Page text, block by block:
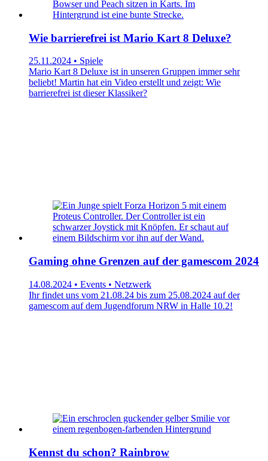
Wie barrierefrei ist Mario Kart 8 Deluxe?
25.11.2024 • Spiele
Mario Kart 8 Deluxe ist in unseren Gruppen immer sehr
beliebt! Martin hat ein Video erstellt und zeigt: Wie
barrierefrei ist dieser Klassiker?
Gaming ohne Grenzen auf der gamescom 2024
14.08.2024 • Events • Netzwerk
Ihr findet uns vom 21.08.24 bis zum 25.08.2024 auf der
gamescom auf dem Jugendforum NRW in Halle 10.2!
Kennst du schon? Rainbrow